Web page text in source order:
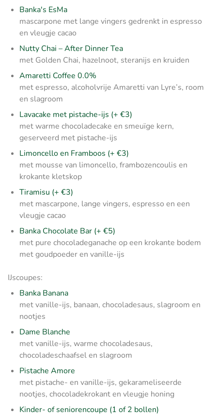
Banka's EsMa
mascarpone met lange vingers gedrenkt in espresso
en vleugje cacao
Nutty Chai – After Dinner Tea
met Golden Chai, hazelnoot, steranijs en kruiden
Amaretti Coffee 0.0%
met espresso, alcoholvrije Amaretti van Lyre’s, room
en slagroom
Lava­cake met pistache-ijs (+ €3)
met warme chocoladecake en smeuïge kern,
geserveerd met pistache-ijs
Limoncello en Framboos (+ €3)
met mousse van limoncello, frambozencoulis en
krokante kletskop
Tiramisu (+ €3)
met mascarpone, lange vingers, espresso en een
vleugje cacao
Banka Chocolate Bar (+ €5)
met pure chocoladeganache op een krokante bodem
met goudpoeder en vanille-ijs
IJscoupes:
Banka Banana
met vanille-ijs, banaan, chocoladesaus, slagroom en
nootjes
Dame Blanche
met vanille-ijs, warme chocoladesaus,
chocoladeschaafsel en slagroom
Pistache Amore
met pistache- en vanille-ijs, gekarameliseerde
nootjes, chocoladekrokant en vleugje honing
Kinder- of seniorencoupe (1 of 2 bollen)